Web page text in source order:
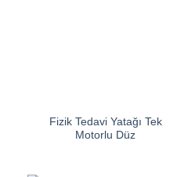
Fizik Tedavi Yatağı Tek
Motorlu Düz